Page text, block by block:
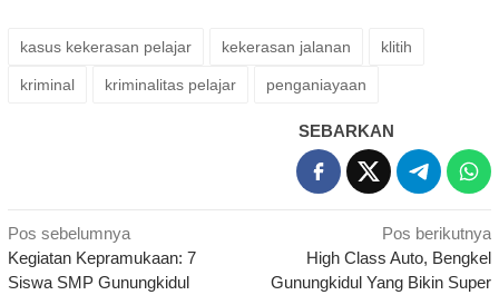
kasus kekerasan pelajar kekerasan jalanan klitih
kriminal kriminalitas pelajar penganiayaan
SEBARKAN
Navigasi
pos
Pos sebelumnya
Kegiatan Kepramukaan: 7
Siswa SMP Gunungkidul
Pos berikutnya
High Class Auto, Bengkel
Gunungkidul Yang Bikin Super